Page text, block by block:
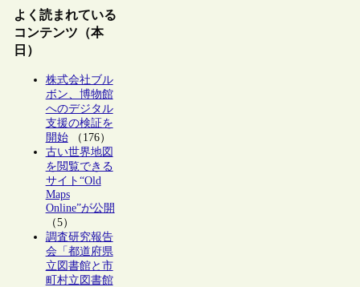
よく読まれている
コンテンツ（本
日）
株式会社ブル
ボン、博物館
へのデジタル
支援の検証を
開始（176）
古い世界地図
を閲覧できる
サイト“Old
Maps
Online”が公開
（5）
調査研究報告
会「都道府県
立図書館と市
町村立図書館